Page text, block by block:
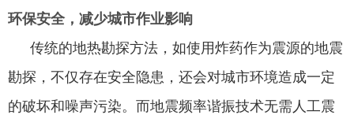
环保安全，减少城市作业影响
传统的地热勘探方法，如使用炸药作为震源的地震
勘探，不仅存在安全隐患，还会对城市环境造成一定
的破坏和噪声污染。而地震频率谐振技术无需人工震